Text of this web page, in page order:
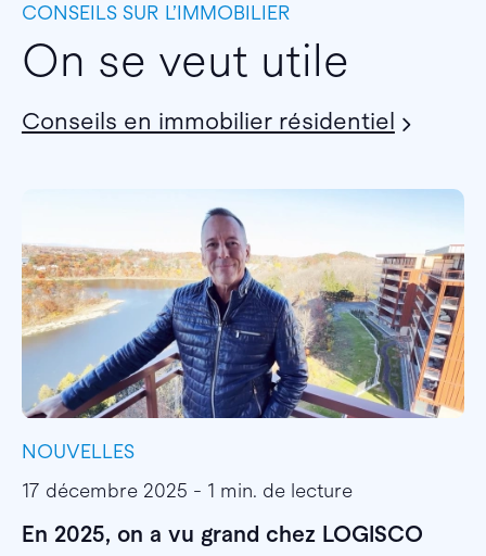
CONSEILS SUR L’IMMOBILIER
On se veut utile
Conseils en immobilier résidentiel
NOUVELLES
17 décembre 2025 - 1 min. de lecture
En 2025, on a vu grand chez LOGISCO